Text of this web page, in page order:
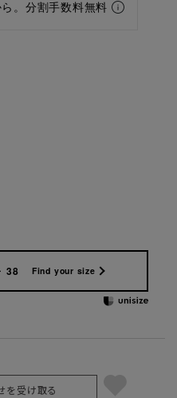
。分割手数料無料
38 Find your size
を受け取る